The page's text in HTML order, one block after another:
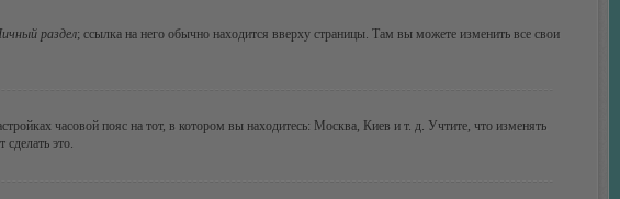
раздел; ссылка на него обычно находится вверху страницы. Там вы можете изменить все свои
часовой пояс на тот, в котором вы находитесь: Москва, Киев и т. д. Учтите, что изменять
это.